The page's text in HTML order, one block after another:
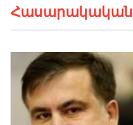
Հասարակական